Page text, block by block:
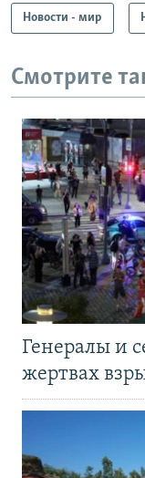
Новости - мир
Смотрите
Генералы и
жертвах